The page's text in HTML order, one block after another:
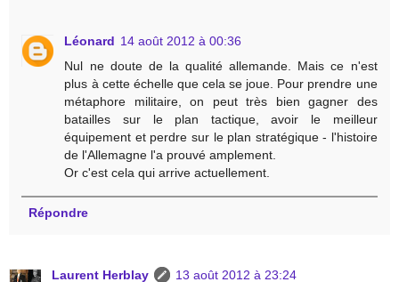
Léonard 14 août 2012 à 00:36
Nul ne doute de la qualité allemande. Mais ce n'est
plus à cette échelle que cela se joue. Pour prendre une
métaphore militaire, on peut très bien gagner des
batailles sur le plan tactique, avoir le meilleur
équipement et perdre sur le plan stratégique - l'histoire
de l'Allemagne l'a prouvé amplement.
Or c'est cela qui arrive actuellement.
Répondre
Laurent Herblay
13 août 2012 à 23:24